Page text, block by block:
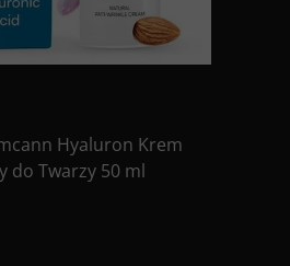
Hyaluron Krem
do Twarzy 50 ml